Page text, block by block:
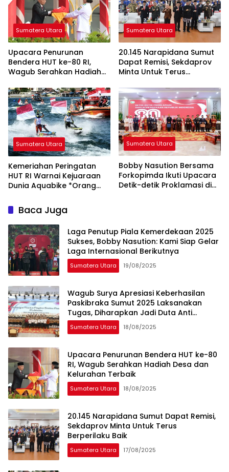
Sumatera Utara
Upacara Penurunan
Bendera HUT ke-80 RI,
Wagub Serahkan Hadiah
Terbaik
Sumatera Utara
20.145 Narapidana Sumut
Dapat Remisi, Sekdaprov
Minta Untuk Terus
Sumatera Utara
Kemeriahan Peringatan
HUT RI Warnai Kejuaraan
Dunia Aquabike *Orang
Dunia Pimpin Parade Lap
Merah Putih
Sumatera Utara
Bobby Nasution Bersama
Forkopimda Ikuti Upacara
Detik-detik Proklamasi di
Baca Juga
Laga Penutup Piala Kemerdekaan 2025
Sukses, Bobby Nasution: Kami Siap Gelar
Laga Internasional Berikutnya
Sumatera Utara 19/08/2025
Wagub Surya Apresiasi Keberhasilan
Paskibraka Sumut 2025 Laksanakan
Tugas, Diharapkan Jadi Duta Anti
Narkoba di Daerah
Sumatera Utara 18/08/2025
Upacara Penurunan Bendera HUT ke-80
RI, Wagub Serahkan Hadiah Desa dan
Kelurahan Terbaik
Sumatera Utara 18/08/2025
20.145 Narapidana Sumut Dapat Remisi,
Sekdaprov Minta Untuk Terus
Berperilaku Baik
Sumatera Utara 17/08/2025